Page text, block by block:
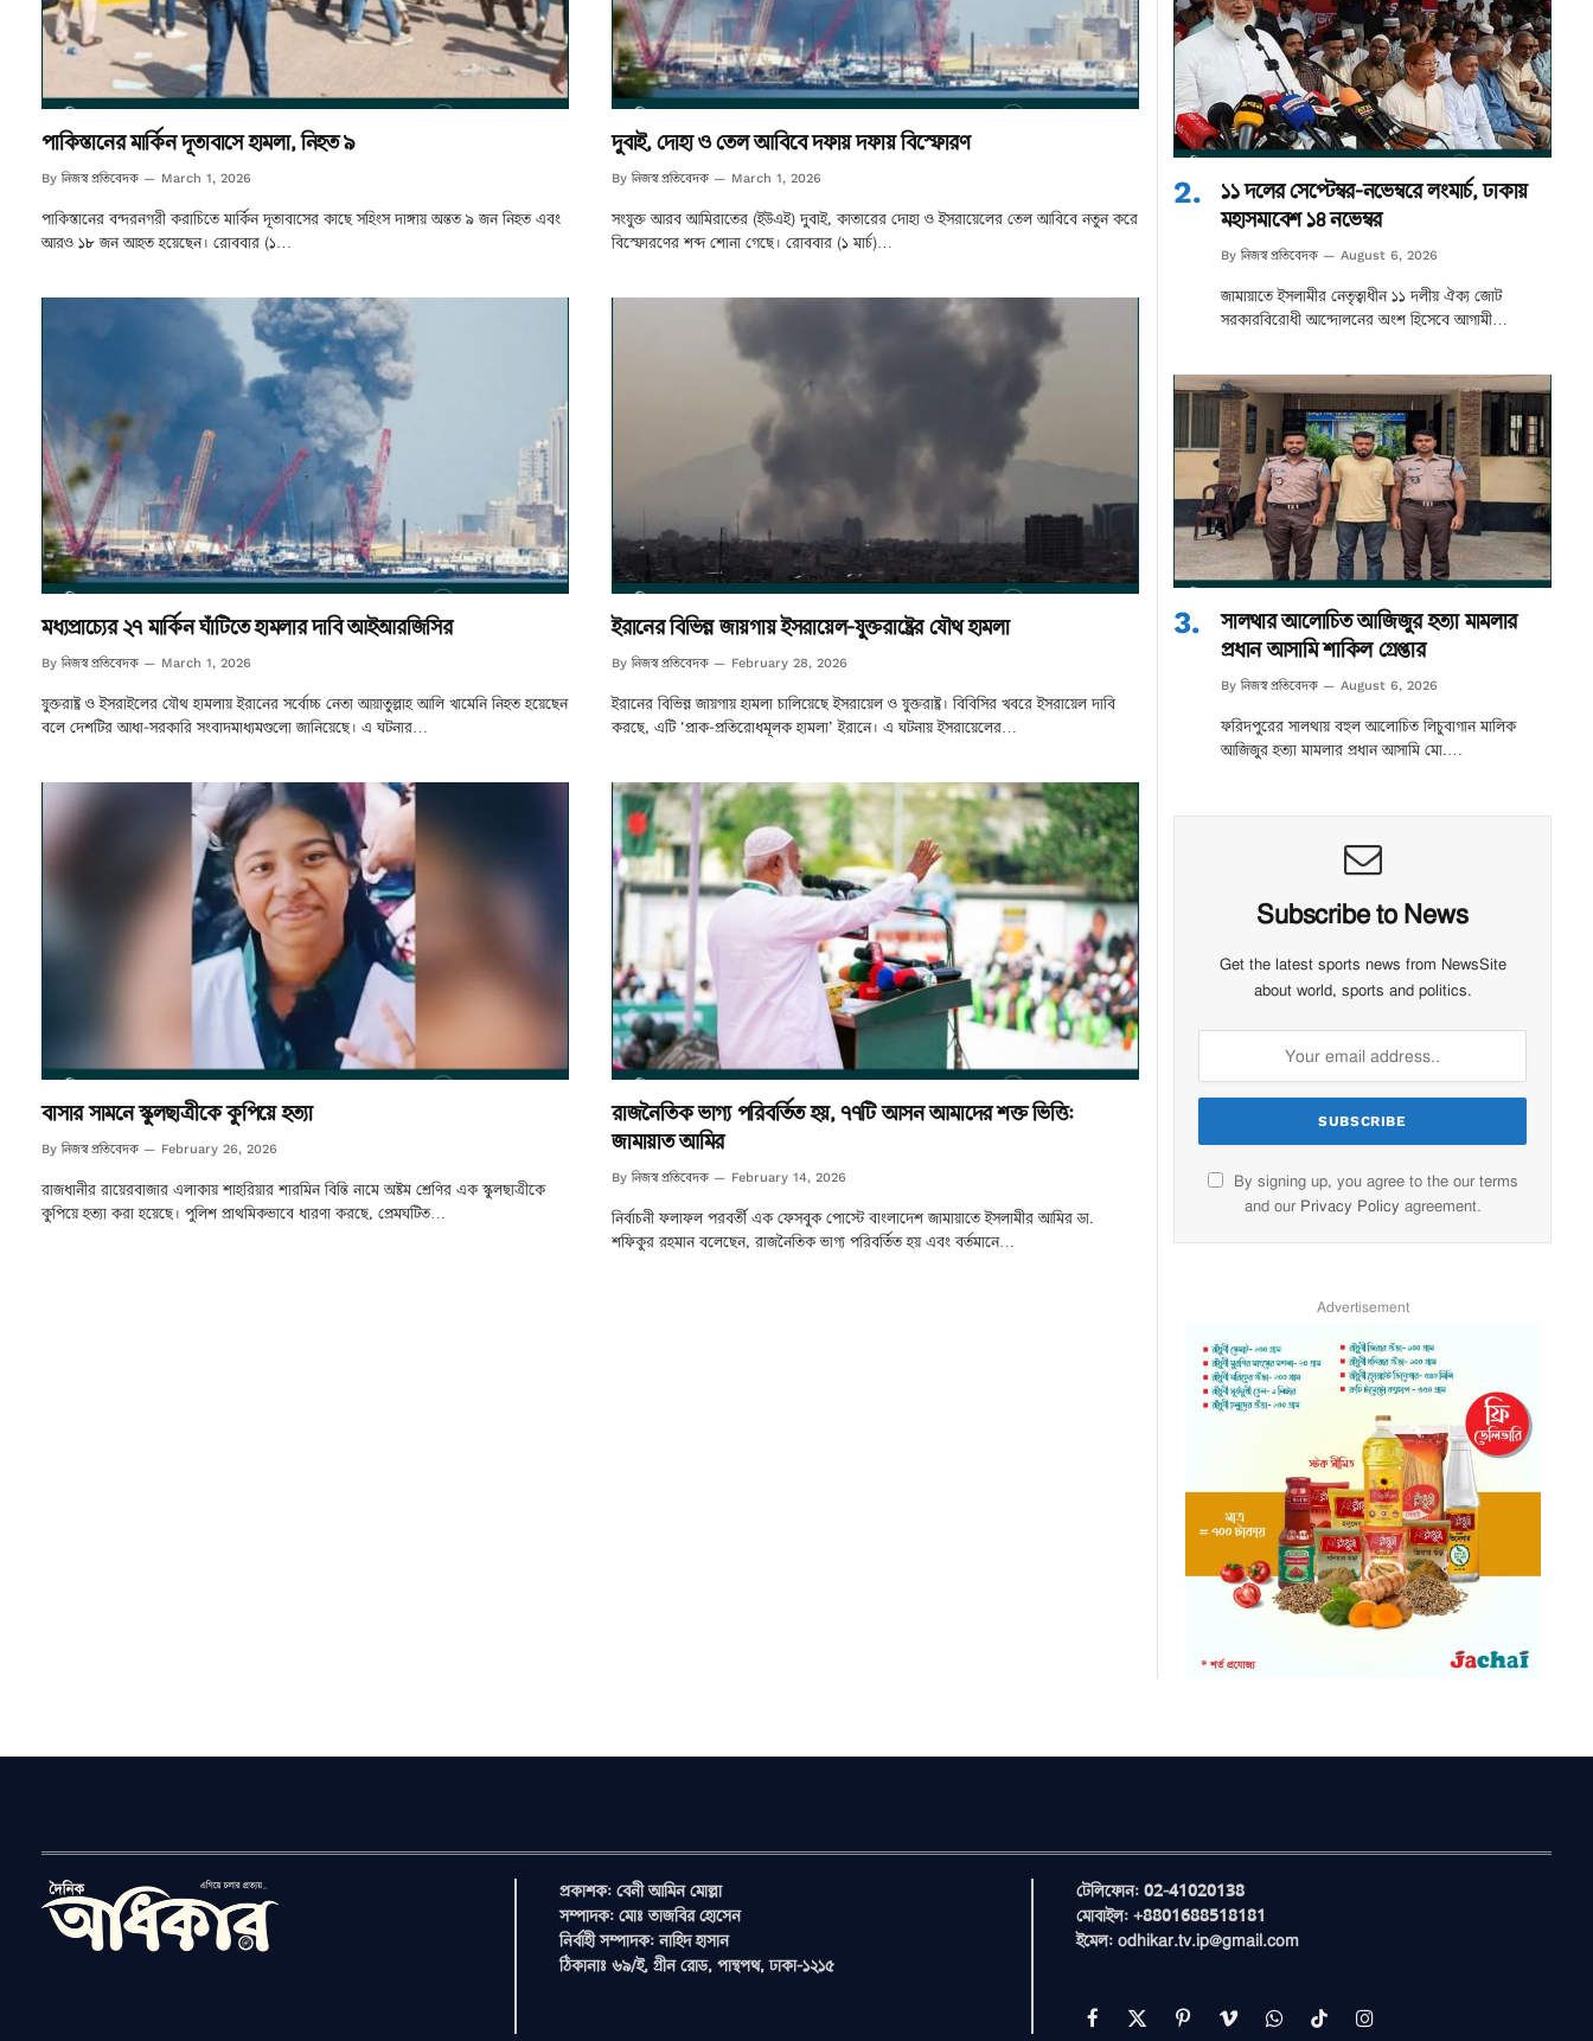
পাকিস্তানের মার্কিন দূতাবাসে হামলা, নিহত ৯
By নিজস্ব প্রতিবেদক March 1, 2026
পাকিস্তানের বন্দরনগরী করাচিতে মার্কিন দূতাবাসের কাছে সহিংস দাঙ্গায় অন্তত ৯ জন নিহত এবং
আরও ১৮ জন আহত হয়েছেন। রোববার (১…
দুবাই, দোহা ও তেল আবিবে দফায় দফায় বিস্ফোরণ
By নিজস্ব প্রতিবেদক March 1, 2026
সংযুক্ত আরব আমিরাতের (ইউএই) দুবাই, কাতারের দোহা ও ইসরায়েলের তেল আবিবে নতুন করে
বিস্ফোরণের শব্দ শোনা গেছে। রোববার (১ মার্চ)…
মধ্যপ্রাচ্যের ২৭ মার্কিন ঘাঁটিতে হামলার দাবি আইআরজিসির
By নিজস্ব প্রতিবেদক March 1, 2026
যুক্তরাষ্ট্র ও ইসরাইলের যৌথ হামলায় ইরানের সর্বোচ্চ নেতা আয়াতুল্লাহ আলি খামেনি নিহত হয়েছেন
বলে দেশটির আধা-সরকারি সংবাদমাধ্যমগুলো জানিয়েছে। এ ঘটনার…
ইরানের বিভিন্ন জায়গায় ইসরায়েল-যুক্তরাষ্ট্রের যৌথ হামলা
By নিজস্ব প্রতিবেদক February 28, 2026
ইরানের বিভিন্ন জায়গায় হামলা চালিয়েছে ইসরায়েল ও যুক্তরাষ্ট্র। বিবিসির খবরে ইসরায়েল দাবি
করছে, এটি ‘প্রাক-প্রতিরোধমূলক হামলা’ ইরানে। এ ঘটনায় ইসরায়েলের…
বাসার সামনে স্কুলছাত্রীকে কুপিয়ে হত্যা
By নিজস্ব প্রতিবেদক February 26, 2026
রাজধানীর রায়েরবাজার এলাকায় শাহরিয়ার শারমিন বিন্তি নামে অষ্টম শ্রেণির এক স্কুলছাত্রীকে
কুপিয়ে হত্যা করা হয়েছে। পুলিশ প্রাথমিকভাবে ধারণা করছে, প্রেমঘটিত…
রাজনৈতিক ভাগ্য পরিবর্তিত হয়, ৭৭টি আসন আমাদের শক্ত ভিত্তি:
জামায়াত আমির
By নিজস্ব প্রতিবেদক February 14, 2026
নির্বাচনী ফলাফল পরবর্তী এক ফেসবুক পোস্টে বাংলাদেশ জামায়াতে ইসলামীর আমির ডা.
শফিকুর রহমান বলেছেন, রাজনৈতিক ভাগ্য পরিবর্তিত হয় এবং বর্তমানে…
১১ দলের সেপ্টেম্বর-নভেম্বরে লংমার্চ, ঢাকায়
মহাসমাবেশ ১৪ নভেম্বর
By নিজস্ব প্রতিবেদক August 6, 2026
জামায়াতে ইসলামীর নেতৃত্বাধীন ১১ দলীয় ঐক্য জোট
সরকারবিরোধী আন্দোলনের অংশ হিসেবে আগামী…
সালথার আলোচিত আজিজুর হত্যা মামলার
প্রধান আসামি শাকিল গ্রেপ্তার
By নিজস্ব প্রতিবেদক August 6, 2026
ফরিদপুরের সালথায় বহুল আলোচিত লিচুবাগান মালিক
আজিজুর হত্যা মামলার প্রধান আসামি মো.…
Subscribe to News
Get the latest sports news from NewsSite
about world, sports and politics.
By signing up, you agree to the our terms
and our Privacy Policy agreement.
Advertisement
প্রকাশক: বেনী আমিন মোল্লা
সম্পাদক: মোঃ তাজবির হোসেন
নির্বাহী সম্পাদক: নাহিদ হাসান
ঠিকানাঃ ৬৯/ই, গ্রীন রোড, পান্থপথ, ঢাকা-১২১৫
টেলিফোন: 02-41020138
মোবাইল: +8801688518181
ইমেল: odhikar.tv.ip@gmail.com
Facebook
X PinterestVimeoWhatsAppTikTokInstagram